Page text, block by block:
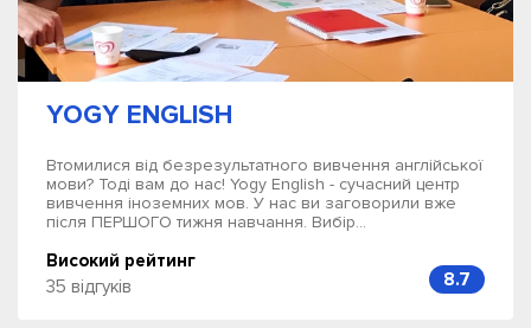
YOGY ENGLISH
Втомилися від безрезультатного вивчення англійської
мови? Тоді вам до нас! Yogy English - сучасний центр
вивчення іноземних мов. У нас ви заговорили вже
після ПЕРШОГО тижня навчання. Вибір...
Високий рейтинг
35 відгуків
8.7